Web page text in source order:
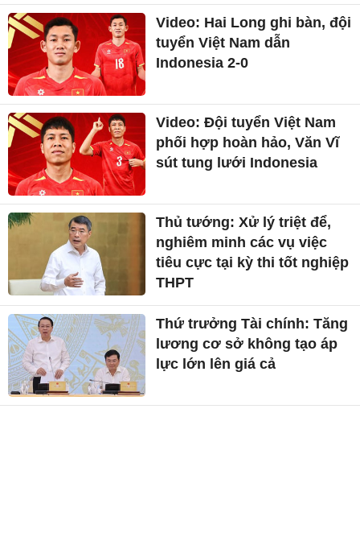
Video: Hai Long ghi bàn, đội
tuyển Việt Nam dẫn
Indonesia 2-0
Video: Đội tuyển Việt Nam
phối hợp hoàn hảo, Văn Vĩ
sút tung lưới Indonesia
Thủ tướng: Xử lý triệt để,
nghiêm minh các vụ việc
tiêu cực tại kỳ thi tốt nghiệp
THPT
Thứ trưởng Tài chính: Tăng
lương cơ sở không tạo áp
lực lớn lên giá cả